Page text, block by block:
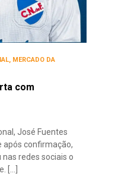
, MERCADO DA
com
José Fuentes
após confirmação,
redes sociais o
[...]